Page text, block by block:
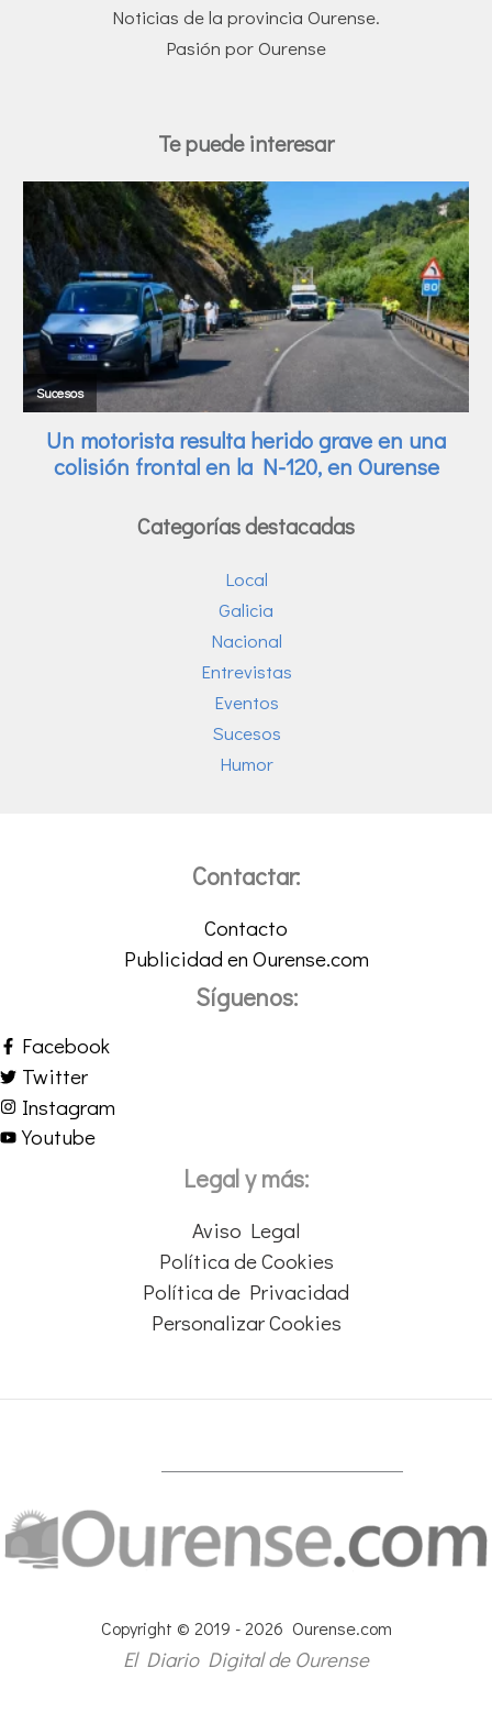
Noticias de la provincia Ourense.
Pasión por Ourense
Te puede interesar
Categorías destacadas
Local
Galicia
Nacional
Entrevistas
Eventos
Sucesos
Humor
Contactar:
Contacto
Publicidad en Ourense.com
Síguenos:
Facebook
Twitter
Instagram
Youtube
Legal y más:
Aviso Legal
Política de Cookies
Política de Privacidad
Personalizar Cookies
Copyright © 2019 - 2026 Ourense.com
El Diario Digital de Ourense